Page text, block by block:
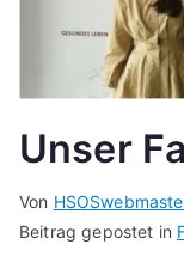
Unser
Von
Beitrag gepostet in